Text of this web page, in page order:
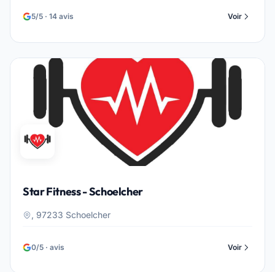
5/5 · 14 avis Voir
Star Fitness - Schoelcher
, 97233 Schoelcher
0/5 · avis Voir